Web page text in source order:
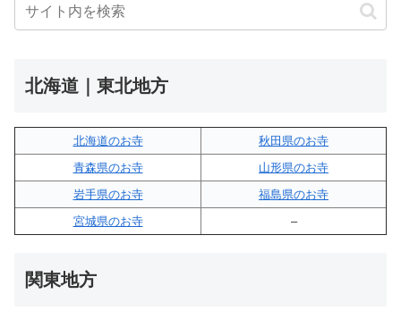
北海道｜東北地方
北海道のお寺
秋田県のお寺
青森県のお寺
山形県のお寺
岩手県のお寺
福島県のお寺
宮城県のお寺
–
関東地方